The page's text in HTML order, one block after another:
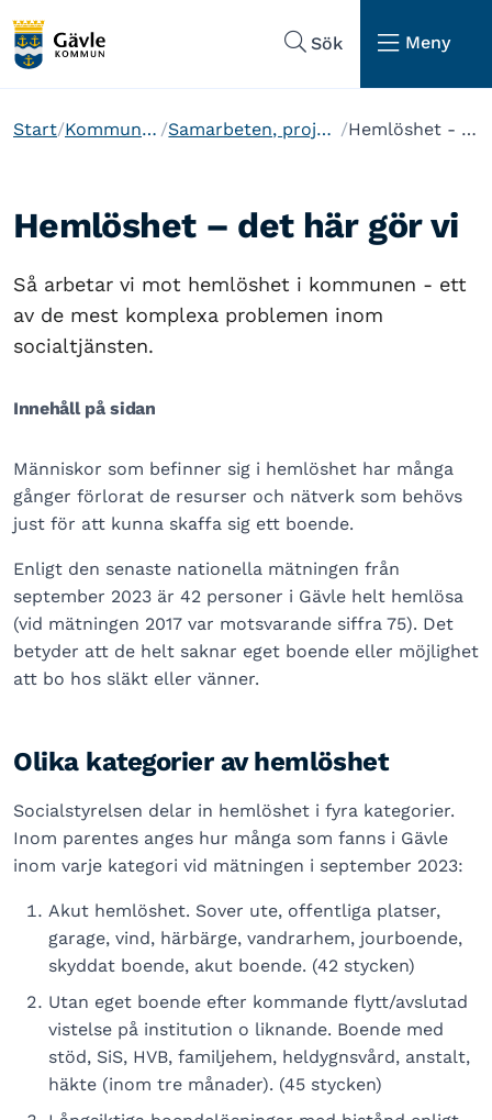
Sök
Meny
Start Kommun och politik Samarbeten, projekt och arbetssätt Hemlöshet - det här gör vi
Hemlöshet – det här gör vi
Så arbetar vi mot hemlöshet i kommunen - ett
av de mest komplexa problemen inom
socialtjänsten.
Innehåll på sidan
Människor som befinner sig i hemlöshet har många
gånger förlorat de resurser och nätverk som behövs
just för att kunna skaffa sig ett boende.
Enligt den senaste nationella mätningen från
september 2023 är 42 personer i Gävle helt hemlösa
(vid mätningen 2017 var motsvarande siffra 75). Det
betyder att de helt saknar eget boende eller möjlighet
att bo hos släkt eller vänner.
Olika kategorier av hemlöshet
Socialstyrelsen delar in hemlöshet i fyra kategorier.
Inom parentes anges hur många som fanns i Gävle
inom varje kategori vid mätningen i september 2023:
Akut hemlöshet. Sover ute, offentliga platser,
garage, vind, härbärge, vandrarhem, jourboende,
skyddat boende, akut boende. (42 stycken)
Utan eget boende efter kommande flytt/avslutad
vistelse på institution o liknande. Boende med
stöd, SiS, HVB, familjehem, heldygnsvård, anstalt,
häkte (inom tre månader). (45 stycken)